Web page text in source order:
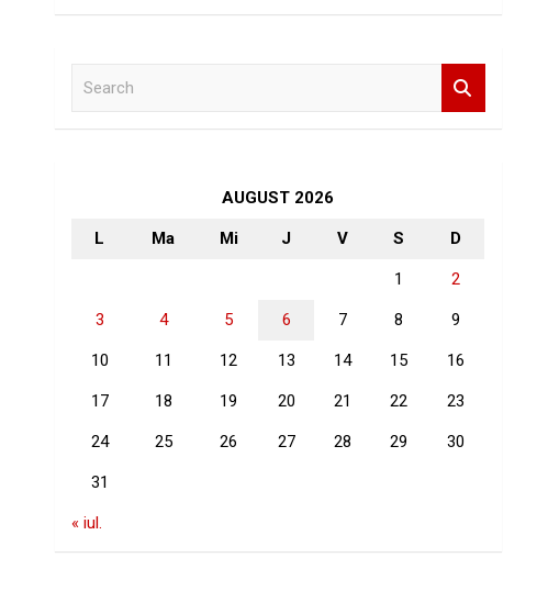
AUGUST 2026
L Ma Mi J V S D
1 2
3 4 5 6 7 8 9
10 11 12 13 14 15 16
17 18 19 20 21 22 23
24 25 26 27 28 29 30
31
« iul.